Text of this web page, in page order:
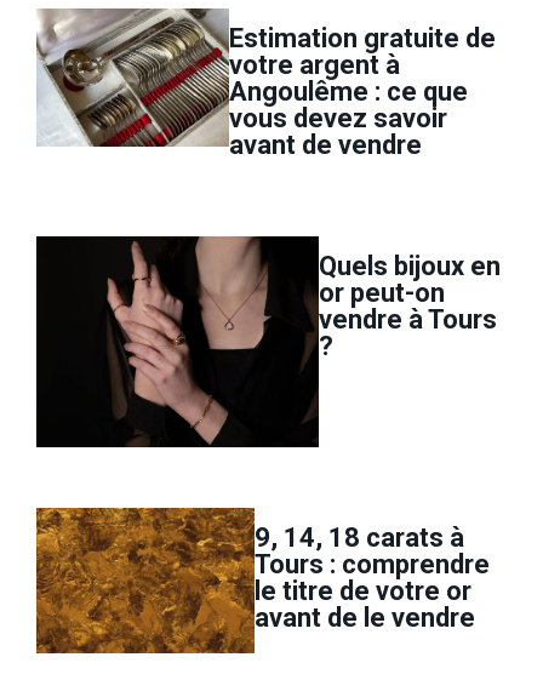
Estimation gratuite de
votre argent à
Angoulême : ce que
vous devez savoir
avant de vendre
Quels bijoux en
or peut-on
vendre à Tours
?
9, 14, 18 carats à
Tours : comprendre
le titre de votre or
avant de le vendre